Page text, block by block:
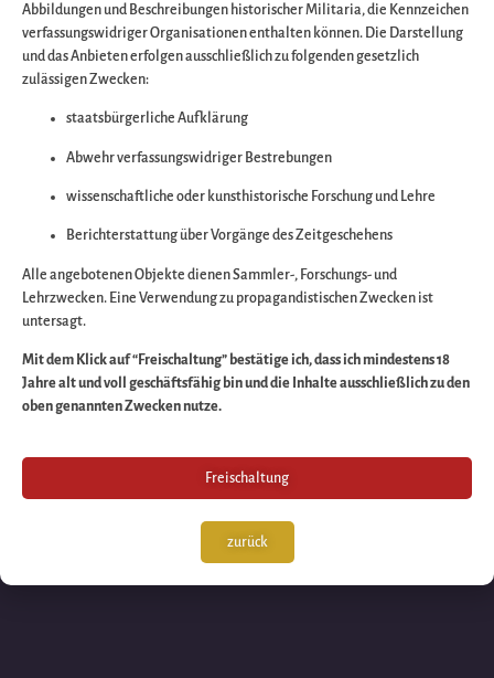
Entschuldigen Sie
bitte die
Wir arbeiten an
großartigen Sache
schauen Sie bald
wieder vorbei!
Abbildungen und Beschreibungen historischer Militaria, die Kennzeichen
verfassungswidriger Organisationen enthalten können. Die Darstellung
und das Anbieten erfolgen ausschließlich zu folgenden gesetzlich
zulässigen Zwecken:
staatsbürgerliche Aufklärung
Abwehr verfassungswidriger Bestrebungen
wissenschaftliche oder kunsthistorische Forschung und Lehre
Berichterstattung über Vorgänge des Zeitgeschehens
Alle angebotenen Objekte dienen Sammler-, Forschungs- und
Lehrzwecken. Eine Verwendung zu propagandistischen Zwecken ist
untersagt.
Mit dem Klick auf “Freischaltung” bestätige ich, dass ich mindestens 18
Jahre alt und voll geschäftsfähig bin und die Inhalte ausschließlich zu den
oben genannten Zwecken nutze.
Freischaltung
zurück